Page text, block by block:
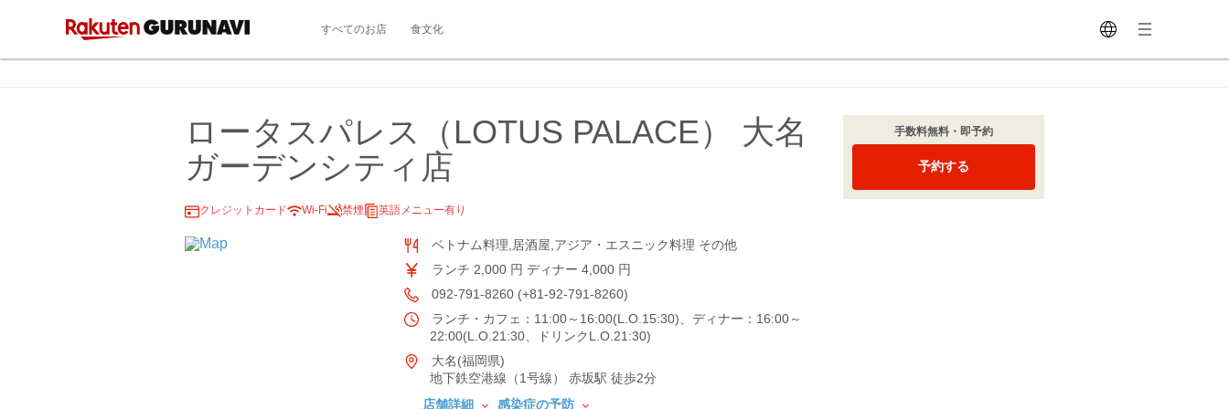
すべてのお店 食文化
ロータスパレス（LOTUS PALACE） 大名
ガーデンシティ店
クレジットカード Wi-Fi 禁煙 英語メニュー有り
ベトナム料理,居酒屋,アジア・エスニック料理 その他
ランチ 2,000 円 ディナー 4,000 円
092-791-8260 (+81-92-791-8260)
ランチ・カフェ：11:00～16:00(L.O.15:30)、ディナー：16:00～
22:00(L.O.21:30、ドリンクL.O.21:30)
大名(福岡県)
地下鉄空港線（1号線） 赤坂駅 徒歩2分
店舗詳細
感染症の予防
手数料無料・即予約
予約する